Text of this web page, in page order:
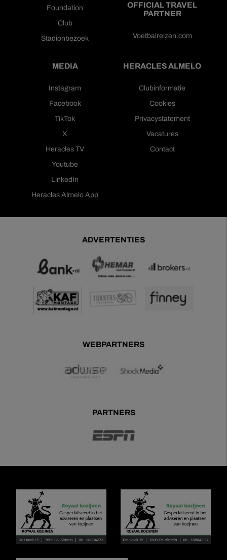
Foundation
Club
Stadionbezoek
OFFICIAL TRAVEL
PARTNER
Voetbalreizen.com
MEDIA
Instagram
Facebook
TikTok
X
Heracles TV
Youtube
LinkedIn
Heracles Almelo App
HERACLES ALMELO
Clubinformatie
Cookies
Privacystatement
Vacatures
Contact
ADVERTENTIES
WEBPARTNERS
PARTNERS